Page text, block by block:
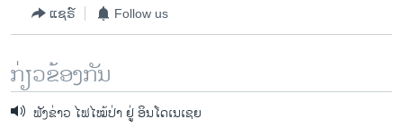
i
o
u
s
s
t
s
i
d
e
ແຊຣ໌ Follow us
ກ່ຽວຂ້ອງກັນ
ຟັງຂ່າວ ໄຟໄໝ້ປ່າ ຢູ່ ອິນໂດເນເຊຍ